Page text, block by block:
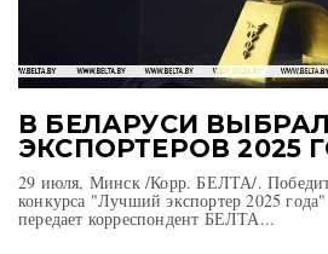
В БЕЛАРУСИ
ЭКСПОРТЕРОВ 2025
29 июля, Минск /Корр. БЕЛТА/.
конкурса "Лучший экспортер 2025
передает корреспондент БЕЛТА...